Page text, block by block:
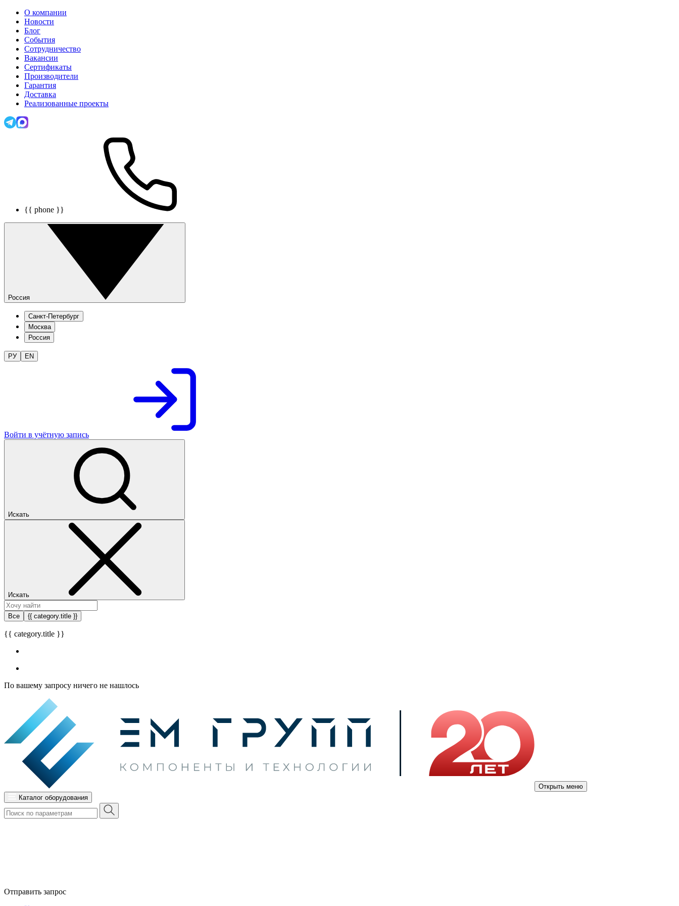
О компании
Новости
Блог
События
Сотрудничество
Вакансии
Сертификаты
Производители
Гарантия
Доставка
Реализованные проекты
{{ phone }}
Россия
Санкт-Петербург
Москва
Россия
РУ EN
Войти в учётную запись
Искать
Искать
Все {{ category.title }}
{{ category.title }}
По вашему запросу ничего не нашлось
Открыть меню
Каталог оборудования
Отправить запрос